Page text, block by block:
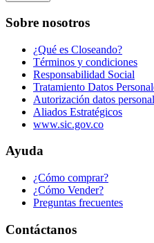
Sobre nosotros
¿Qué es Closeando?
Términos y condiciones
Responsabilidad Social
Tratamiento Datos
Autorización datos
Aliados Estratégicos
www.sic.gov.co
Ayuda
¿Cómo comprar?
¿Cómo Vender?
Preguntas frecuentes
Contáctanos